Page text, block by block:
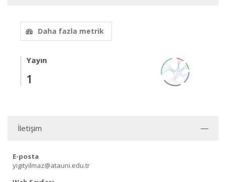
Daha fazla metrik
Yayın
1
İletişim
E-posta
yigityilmaz@atauni.edu.tr